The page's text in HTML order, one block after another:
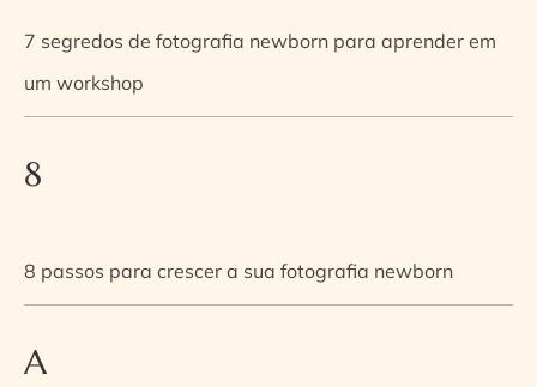
7 segredos de fotografia newborn para aprender em
um workshop
8
8 passos para crescer a sua fotografia newborn
A